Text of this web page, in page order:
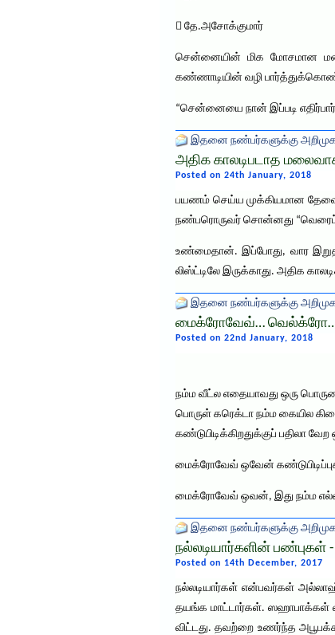
 தே.அசோக்குமார்
சென்னையின் மிக மோசமான
கண்ணாடியின் வழி
“சென்னையை நான் இப்படி
இதனை நண்பர்களுக்கு
அதிக காலடிபடாத
Posted on 24th January, 2018
பயணம் செய்ய முக்கியமான தேவை
நண்பரொருவர் சொன்னது
உண்மைதான். இப்போது, வார
லிஸ்ட்டிலே இருக்காது. அதிக
இதனை நண்பர்களுக்கு
மைக்ரோவேவ்… வெல்க்ரோ…
Posted on 22nd January, 2018
நம்ம வீட்ல எதையாவது ஒரு
பொருள் கரெக்டா நம்ம கையில
கண்டுபிடிக்கிறதுக்குப் பதிலா
மைக்ரோவேவ் ஒவேன்
மைக்ரோவேவ் ஒவன், இது நம்ம
இதனை நண்பர்களுக்கு
நல்லடியார்களின் பண்புகள் -
Posted on 14th December, 2017
நல்லடியார்கள் என்பவர்கள்
தயங்க மாட்டார்கள். ஸஹாபாக்கள்
விட்டது. தவற்றை உணர்ந்த